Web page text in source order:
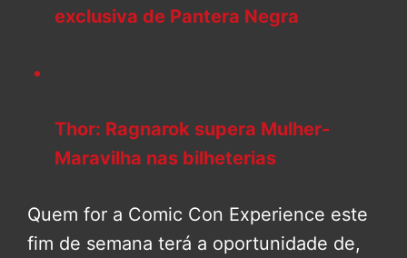
exclusiva de Pantera Negra
Thor: Ragnarok supera Mulher-
Maravilha nas bilheterias
Quem for a Comic Con Experience este
fim de semana terá a oportunidade de,